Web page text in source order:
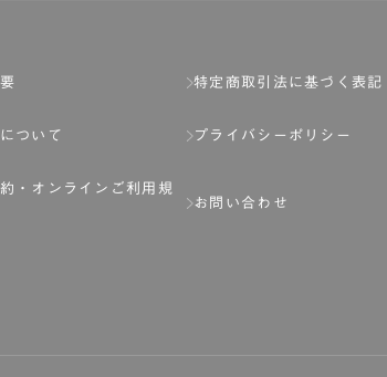
の入力、または弊社が別途指定する方法に従って提
ウント以上を登録したと弊社が合理的な理由に基
の事由に該当する場合は、その登録を拒否し、ま
ついて
・
オンラインご利用規
特定商取引法に基づく表記
プライバシーポリシー
お問い合わせ